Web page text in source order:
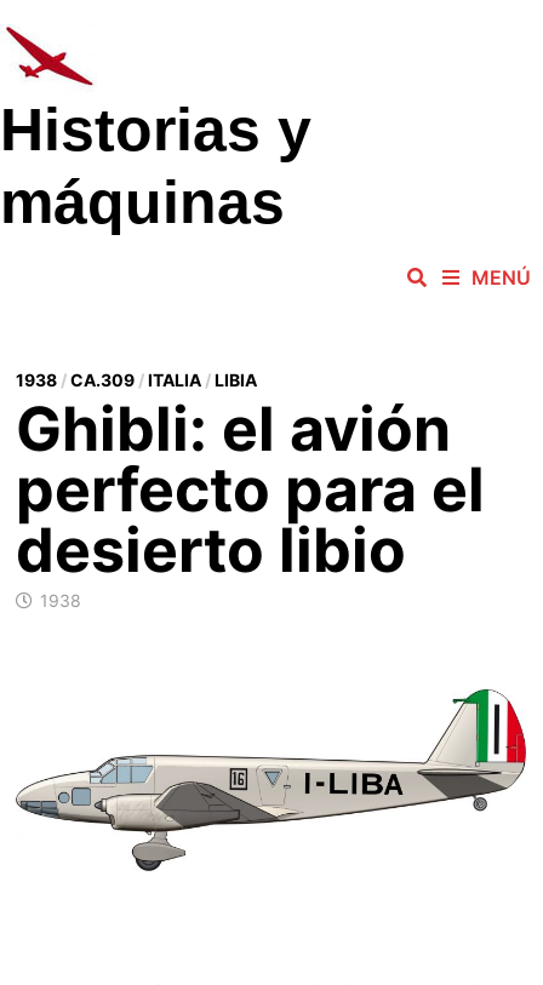
al
contenido
Historias y
máquinas
MENÚ
1938/CA.309/ITALIA/LIBIA
Ghibli: el avión
perfecto para el
desierto libio
1938